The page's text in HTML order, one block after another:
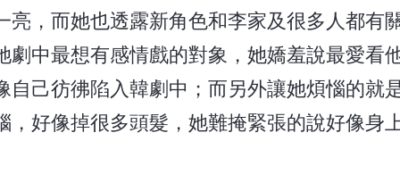
，而她也透露新角色和李家及很多人都有
中最想有感情戲的對象，她嬌羞說最愛看
己彷彿陷入韓劇中；而另外讓她煩惱的就
好像掉很多頭髮，她難掩緊張的說好像身